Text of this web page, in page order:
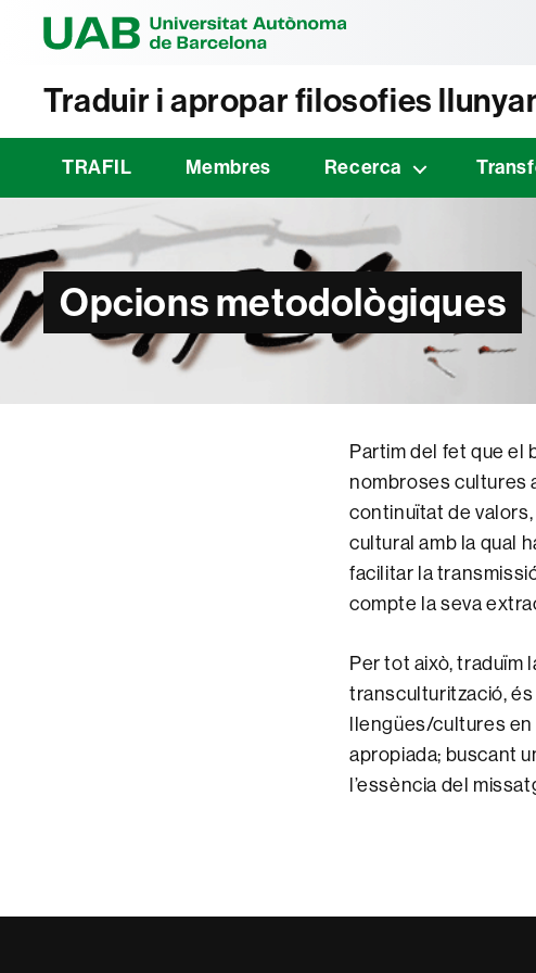
Traduir i apropar filosofies
TRAFIL Membres Recerca
Opcions metodològiques
Partim del fet que el
nombroses cultures
continuïtat de
cultural amb la qual
facilitar la
compte la seva
Per tot això, traduïm
transculturització,
llengües/cultures
apropiada; buscant
l’essència del